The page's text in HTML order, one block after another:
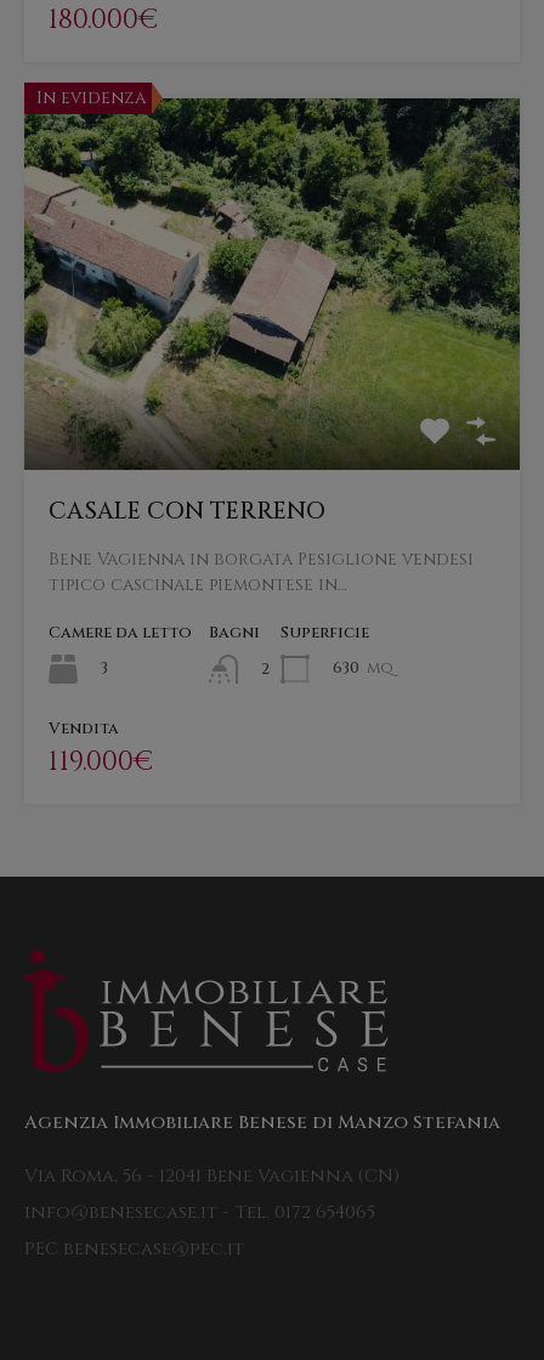
180.000€
In evidenza
CASALE CON TERRENO
Bene Vagienna in borgata Pesiglione vendesi
tipico cascinale piemontese in…
Camere da letto
3
Bagni
2
Superficie
630 mq
Vendita
119.000€
Agenzia Immobiliare Benese di Manzo Stefania
Via Roma, 56 - 12041 Bene Vagienna (CN)
info@benesecase.it - Tel. 0172 654065
PEC benesecase@pec.it